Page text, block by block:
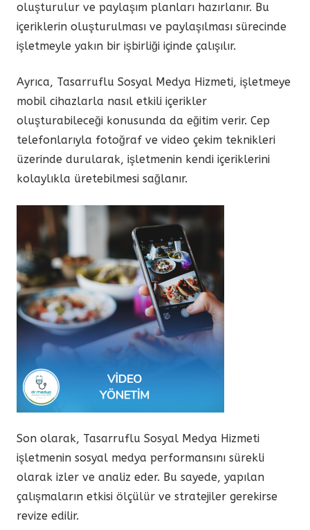
oluşturulur ve paylaşım planları hazırlanır. Bu
içeriklerin oluşturulması ve paylaşılması sürecinde
işletmeyle yakın bir işbirliği içinde çalışılır.
Ayrıca, Tasarruflu Sosyal Medya Hizmeti, işletmeye
mobil cihazlarla nasıl etkili içerikler
oluşturabileceği konusunda da eğitim verir. Cep
telefonlarıyla fotoğraf ve video çekim teknikleri
üzerinde durularak, işletmenin kendi içeriklerini
kolaylıkla üretebilmesi sağlanır.
Son olarak, Tasarruflu Sosyal Medya Hizmeti
işletmenin sosyal medya performansını sürekli
olarak izler ve analiz eder. Bu sayede, yapılan
çalışmaların etkisi ölçülür ve stratejiler gerekirse
revize edilir.